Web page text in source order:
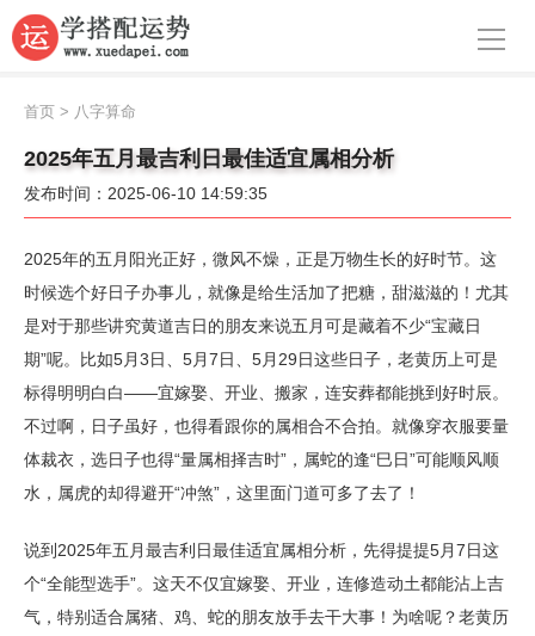
导航
周公解梦
生肖运势
八字算命
风水
名字
星座
首页 > 八字算命
2025年五月最吉利日最佳适宜属相分析
发布时间：2025-06-10 14:59:35
2025年的五月阳光正好，微风不燥，正是万物生长的好时节。这
时候选个好日子办事儿，就像是给生活加了把糖，甜滋滋的！尤其
是对于那些讲究黄道吉日的朋友来说五月可是藏着不少“宝藏日
期”呢。比如5月3日、5月7日、5月29日这些日子，老黄历上可是
标得明明白白——宜嫁娶、开业、搬家，连安葬都能挑到好时辰。
不过啊，日子虽好，也得看跟你的属相合不合拍。就像穿衣服要量
体裁衣，选日子也得“量属相择吉时”，属蛇的逢“巳日”可能顺风顺
水，属虎的却得避开“冲煞”，这里面门道可多了去了！
说到2025年五月最吉利日最佳适宜属相分析，先得提提5月7日这
个“全能型选手”。这天不仅宜嫁娶、开业，连修造动土都能沾上吉
气，特别适合属猪、鸡、蛇的朋友放手去干大事！为啥呢？老黄历